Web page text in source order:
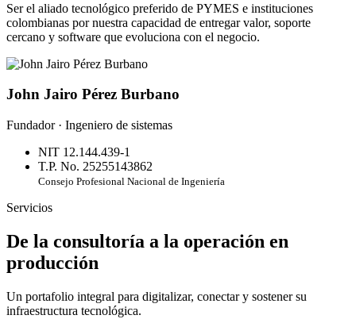
Ser el aliado tecnológico preferido de PYMES e instituciones
colombianas por nuestra capacidad de entregar valor, soporte
cercano y software que evoluciona con el negocio.
John Jairo Pérez Burbano
Fundador · Ingeniero de sistemas
NIT 12.144.439-1
T.P. No. 25255143862
Consejo Profesional Nacional de Ingeniería
Servicios
De la consultoría a la operación en
producción
Un portafolio integral para digitalizar, conectar y sostener su
infraestructura tecnológica.